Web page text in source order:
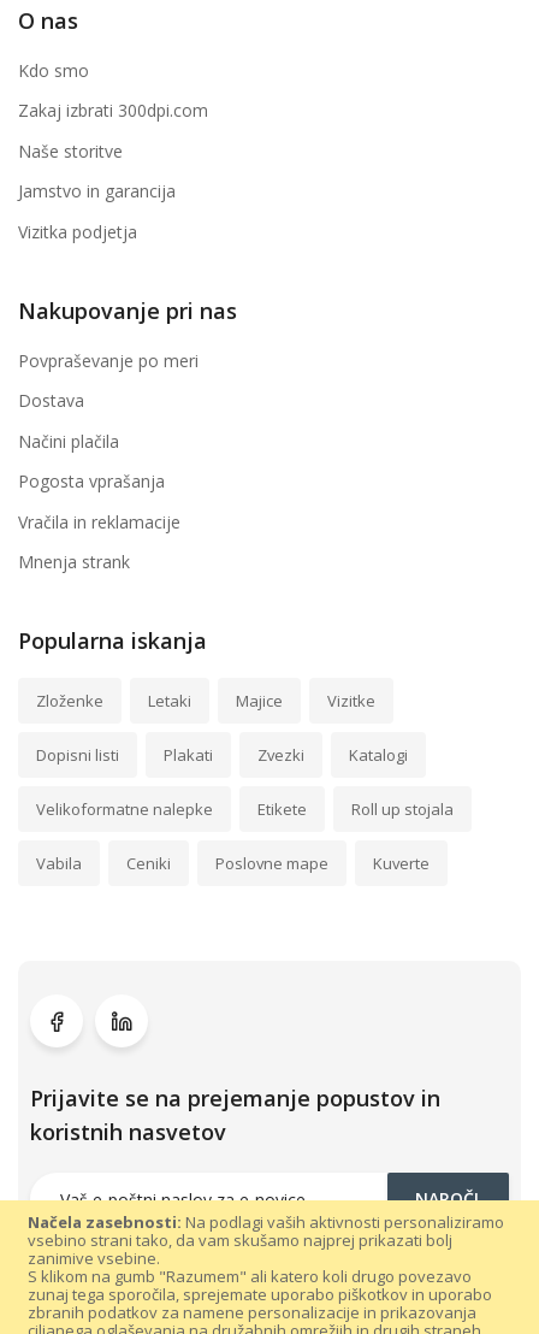
Načela zasebnosti: Na podlagi vaših aktivnosti personaliziramo
vsebino strani tako, da vam skušamo najprej prikazati bolj
zanimive vsebine.
S klikom na gumb "Razumem" ali katero koli drugo povezavo
zunaj tega sporočila, sprejemate uporabo piškotkov in uporabo
zbranih podatkov za namene personalizacije in prikazovanja
O nas
Kdo smo
Zakaj izbrati 300dpi.com
Naše storitve
Jamstvo in garancija
Vizitka podjetja
Nakupovanje pri nas
Povpraševanje po meri
Dostava
Načini plačila
Pogosta vprašanja
Vračila in reklamacije
Mnenja strank
Popularna iskanja
Zloženke Letaki Majice Vizitke
Dopisni listi Plakati Zvezki Katalogi
Velikoformatne nalepke Etikete Roll up stojala
Vabila Ceniki Poslovne mape Kuverte
Prijavite se na prejemanje popustov in
koristnih nasvetov
NAROČI